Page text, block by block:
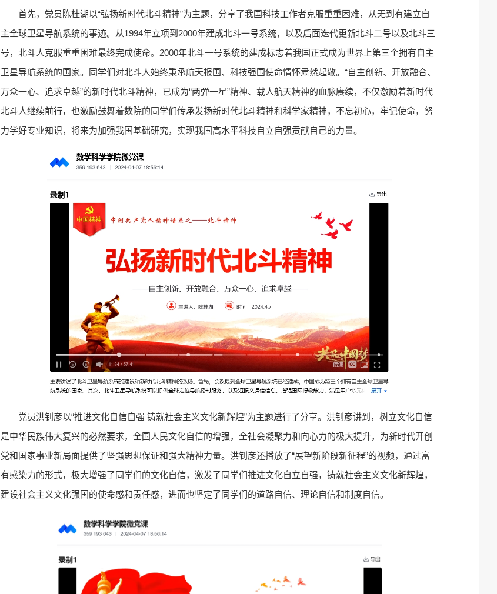
首先，党员陈桂湖以“弘扬新时代北斗精神”为主题，分享了我国科技工作者克服重重困难，从无到有建立自
主全球卫星导航系统的事迹。从1994年立项到2000年建成北斗一号系统，以及后面迭代更新北斗二号以及北斗三
号，北斗人克服重重困难最终完成使命。2000年北斗一号系统的建成标志着我国正式成为世界上第三个拥有自主
卫星导航系统的国家。同学们对北斗人始终秉承航天报国、科技强国使命情怀肃然起敬。“自主创新、开放融合、
万众一心、追求卓越”的新时代北斗精神，已成为“两弹一星”精神、载人航天精神的血脉赓续，不仅激励着新时代
北斗人继续前行，也激励鼓舞着数院的同学们传承发扬新时代北斗精神和科学家精神，不忘初心，牢记使命，努
力学好专业知识，将来为加强我国基础研究，实现我国高水平科技自立自强贡献自己的力量。
党员洪钊彦以“推进文化自信自强 铸就社会主义文化新辉煌”为主题进行了分享。洪钊彦讲到，树立文化自信
是中华民族伟大复兴的必然要求，全国人民文化自信的增强，全社会凝聚力和向心力的极大提升，为新时代开创
党和国家事业新局面提供了坚强思想保证和强大精神力量。洪钊彦还播放了“展望新阶段新征程”的视频，通过富
有感染力的形式，极大增强了同学们的文化自信，激发了同学们推进文化自立自强，铸就社会主义文化新辉煌，
建设社会主义文化强国的使命感和责任感，进而也坚定了同学们的道路自信、理论自信和制度自信。